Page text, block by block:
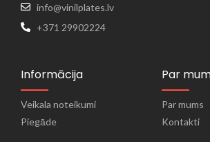
info@vinilplates.lv
+371 29902224
Informācija
Veikala noteikumi
Piegāde
Par
Par mums
Kontakti